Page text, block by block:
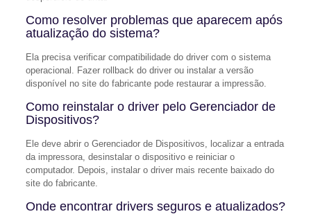
Como resolver problemas que aparecem após
atualização do sistema?
Ela precisa verificar compatibilidade do driver com o sistema
operacional. Fazer rollback do driver ou instalar a versão
disponível no site do fabricante pode restaurar a impressão.
Como reinstalar o driver pelo Gerenciador de
Dispositivos?
Ele deve abrir o Gerenciador de Dispositivos, localizar a entrada
da impressora, desinstalar o dispositivo e reiniciar o
computador. Depois, instalar o driver mais recente baixado do
site do fabricante.
Onde encontrar drivers seguros e atualizados?